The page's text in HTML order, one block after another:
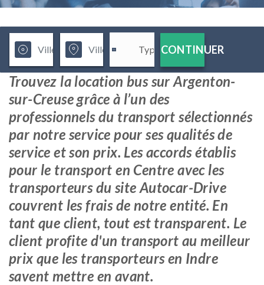
CONTINUER
Trouvez la location bus sur Argenton-
sur-Creuse grâce à l’un des
professionnels du transport sélectionnés
par notre service pour ses qualités de
service et son prix. Les accords établis
pour le transport en Centre avec les
transporteurs du site Autocar-Drive
couvrent les frais de notre entité. En
tant que client, tout est transparent. Le
client profite d'un transport au meilleur
prix que les transporteurs en Indre
savent mettre en avant.